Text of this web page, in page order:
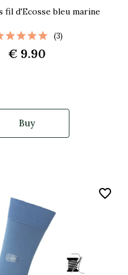
fil d'Ecosse bleu marine
(3)
€ 9.90
Buy
favorite_border